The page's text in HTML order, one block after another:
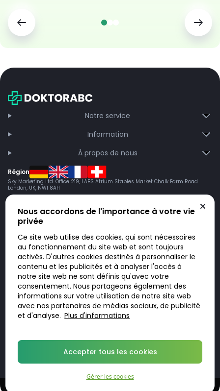
Notre service
Information
À propos de nous
Région
Sky Marketing Ltd. Office 219, LABS Atrium Stables Market Chalk Farm Road
London, UK, NW1 8AH
Doktorabc.com est une plateforme de mise en relation et n’est pas une
pharmacie en ligne. Nous ne vendons ni ne livrons de médicaments ou
autres produits. Les informations sur les produits, médicaments et prix
n’ont pas valeur d’offre. Vous êtes responsable du respect des lois en
vigueur dans votre pays. L’utilisation du site se fait à vos risques et sous
votre responsabilité. Vous visitez et utilisez ce site de votre propre
initiative.
Nous accordons de l'importance à votre vie
privée
Ce site web utilise des cookies, qui sont nécessaires
au fonctionnement du site web et sont toujours
activés. D'autres cookies destinés à personnaliser le
contenu et les publicités et à analyser l'accès à
notre site web ne sont définis qu'avec votre
consentement. Nous partageons également des
informations sur votre utilisation de notre site web
avec nos partenaires de médias sociaux, de publicité
et d'analyse. Plus d'informations
Accepter tous les cookies
Gérer les cookies